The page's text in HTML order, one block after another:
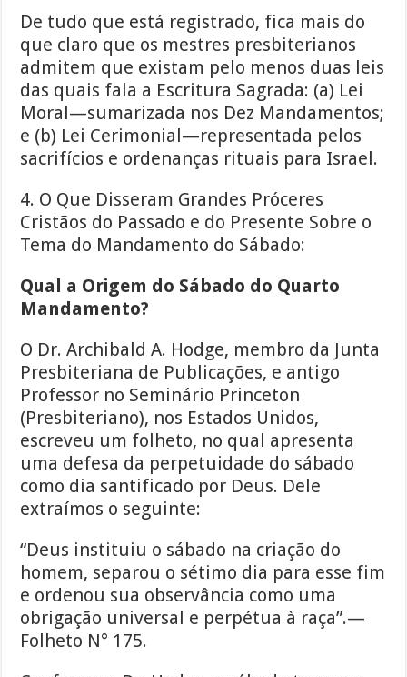
De tudo que está registrado, fica mais do
que claro que os mestres presbiterianos
admitem que existam pelo menos duas leis
das quais fala a Escritura Sagrada: (a) Lei
Moral—sumarizada nos Dez Mandamentos;
e (b) Lei Cerimonial—representada pelos
sacrifícios e ordenanças rituais para Israel.
4. O Que Disseram Grandes Próceres
Cristãos do Passado e do Presente Sobre o
Tema do Mandamento do Sábado:
Qual a Origem do Sábado do Quarto
Mandamento?
O Dr. Archibald A. Hodge, membro da Junta
Presbiteriana de Publicações, e antigo
Professor no Seminário Princeton
(Presbiteriano), nos Estados Unidos,
escreveu um folheto, no qual apresenta
uma defesa da perpetuidade do sábado
como dia santificado por Deus. Dele
extraímos o seguinte:
“Deus instituiu o sábado na criação do
homem, separou o sétimo dia para esse fim
e ordenou sua observância como uma
obrigação universal e perpétua à raça”.—
Folheto N° 175.